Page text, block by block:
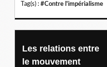
Tag(s) : #Contre l'impérialisme
Les relations entre
le mouvement